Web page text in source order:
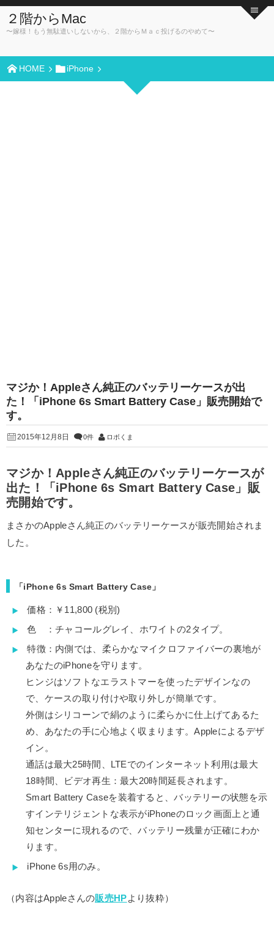
２階からMac
〜嫁様！もう無駄遣いしないから、２階からＭａｃ投げるのやめて〜
HOME iPhone
マジか！Appleさん純正のバッテリーケースが出
た！「iPhone 6s Smart Battery Case」販売開始で
す。
2015年12月8日 0件 ロボくま
マジか！Appleさん純正のバッテリーケースが
出た！「iPhone 6s Smart Battery Case」販
売開始です。
まさかのAppleさん純正のバッテリーケースが販売開始されま
した。
「iPhone 6s Smart Battery Case」
価格：￥11,800 (税別)
色 ：チャコールグレイ、ホワイトの2タイプ。
特徴：内側では、柔らかなマイクロファイバーの裏地が
あなたのiPhoneを守ります。
ヒンジはソフトなエラストマーを使ったデザインなの
で、ケースの取り付けや取り外しが簡単です。
外側はシリコーンで絹のように柔らかに仕上げてあるた
め、あなたの手に心地よく収まります。Appleによるデザ
イン。
通話は最大25時間、LTEでのインターネット利用は最大
18時間、ビデオ再生：最大20時間延長されます。
Smart Battery Caseを装着すると、バッテリーの状態を示
すインテリジェントな表示がiPhoneのロック画面上と通
知センターに現れるので、バッテリー残量が正確にわか
ります。
iPhone 6s用のみ。
（内容はAppleさんの販売HPより抜粋）